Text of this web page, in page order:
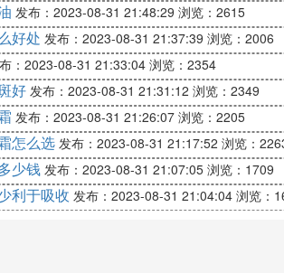
霜的时候，一定要选择好的祛斑霜
免疫力，还能改善皮肤组织，抑制色
皮肤白皙透亮。
菜、韭菜、芹菜、香菜、白萝卜、
大部分属于感光蔬菜。
发布：2023-08-31 21:48:29 浏览：2615
好处 发布：2023-08-31 21:37:39 浏览：2006
：2023-08-31 21:33:04浏览：2354
好 发布：2023-08-31 21:31:12 浏览：2349
发布：2023-08-31 21:26:07 浏览：2205
怎么选 发布：2023-08-31 21:17:52 浏览：
少钱 发布：2023-08-31 21:07:05 浏览：1709
利于吸收 发布：2023-08-31 21:04:04 浏览：